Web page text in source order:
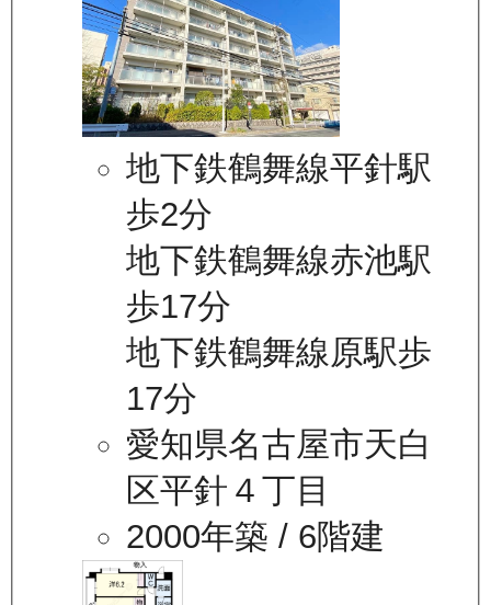
地下鉄鶴舞線平針駅
歩2分
地下鉄鶴舞線赤池駅
歩17分
地下鉄鶴舞線原駅歩
17分
愛知県名古屋市天白
区平針４丁目
2000年築 / 6階建